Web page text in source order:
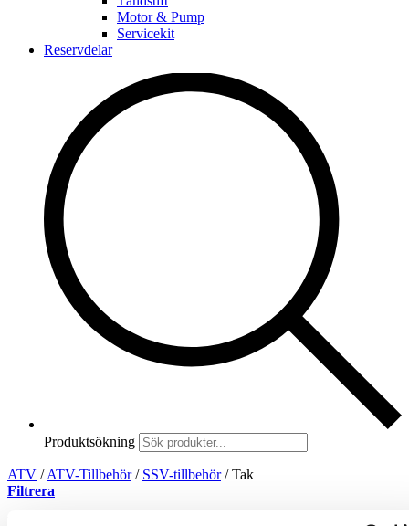
Motor & Pump
Servicekit
Reservdelar
Produktsökning
ATV / ATV-Tillbehör / SSV-tillbehör /Tak
Filtrera